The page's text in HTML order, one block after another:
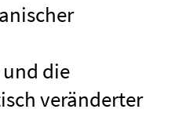
die
veränderter